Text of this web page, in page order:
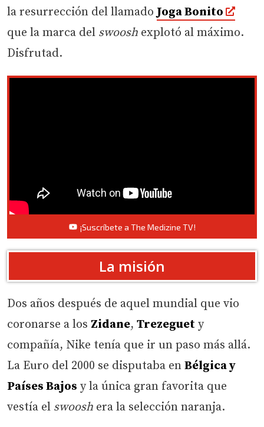
la resurrección del llamadoJoga Bonito
que la marca del swoosh explotó al máximo.
Disfrutad.
¡Suscríbete a The Medizine TV!
La misión
Dos años después de aquel mundial que vio
coronarse a los Zidane, Trezeguet y
compañía, Nike tenía que ir un paso más allá.
La Euro del 2000 se disputaba en Bélgica y
Países Bajos y la única gran favorita que
vestía el swoosh era la selección naranja.